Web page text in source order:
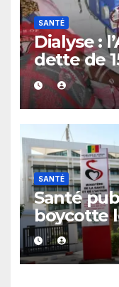
SANTÉ
Dialyse :
dette de
annoncée
exige des
SANTÉ
Santé
boycotte